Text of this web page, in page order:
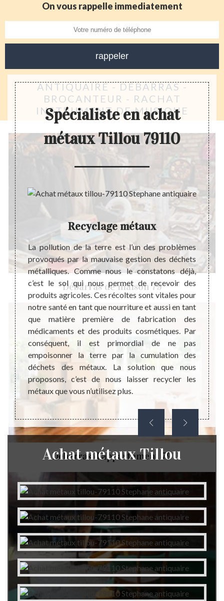
On vous rappelle immediatement
ANTIQUAIRE - DÉBARRAS -
BROCANTEUR - RACHAT
INSTRUMENT DE MUSIQUE
Débarras de maison 79
Débarras d'appartement 79
Spécialiste en achat
métaux Tillou 79110
qui
de
Recyclage métaux
La pollution de la terre est l’un des problèmes
provoqués par la mauvaise gestion des déchets
métalliques. Comme nous le constatons déjà,
c’est le sol qui nous permet de recevoir des
produits agricoles. Ces récoltes sont vitales pour
notre santé en tant que nourriture et aussi en tant
que matière première de fabrication des
médicaments et des produits cosmétiques. Par
conséquent, il est primordial de ne pas
empoisonner la terre par la cumulation des
déchets des métaux. La solution que nous
proposons, c’est de nous laisser recycler les
métaux que vous n’utilisez plus.
est
son
Achat métaux Tillou